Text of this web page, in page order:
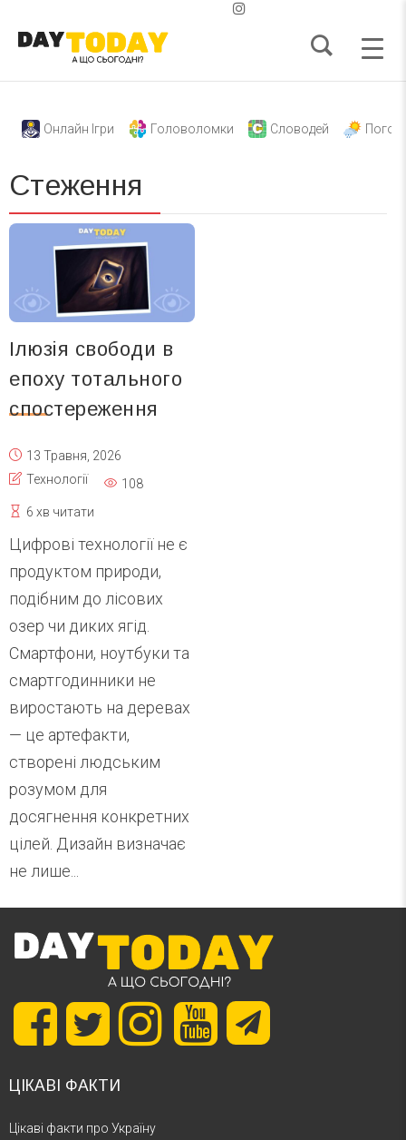
Онлайн Ігри Головоломки Словодей
Стеження
Ілюзія свободи в
епоху тотального
спостереження
13 Травня, 2026
Технології
108
6 хв читати
Цифрові технології не є
продуктом природи,
подібним до лісових
озер чи диких ягід.
Смартфони, ноутбуки та
смартгодинники не
виростають на деревах
— це артефакти,
створені людським
розумом для
досягнення конкретних
цілей. Дизайн визначає
не лише...
ЦІКАВІ ФАКТИ
Цікаві факти про Україну